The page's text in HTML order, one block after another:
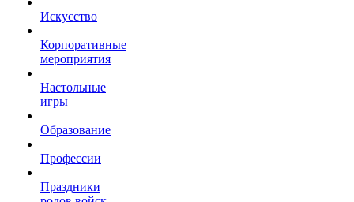
Искусство
Корпоративные
мероприятия
Настольные
игры
Образование
Профессии
Праздники